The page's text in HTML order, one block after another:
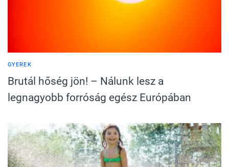
GYEREK
Brutál hőség jön! – Nálunk lesz a
legnagyobb forróság egész Európában